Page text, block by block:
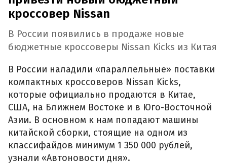
кроссовер Nissan
В России появились в продаже новые
бюджетные кроссоверы Nissan Kicks из Китая
В России наладили «параллельные» поставки
компактных кроссоверов Nissan Kicks,
которые официально продаются в Китае,
США, на Ближнем Востоке и в Юго-Восточной
Азии. В основном к нам попадают машины
китайской сборки, стоящие на одном из
классифайдов минимум 1 350 000 рублей,
узнали «Автоновости дня».